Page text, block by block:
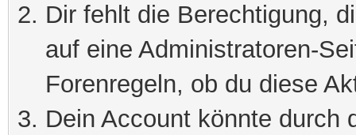
Dir fehlt die Berechtigung,
auf eine Administratoren-
Forenregeln, ob du diese
Dein Account könnte durch